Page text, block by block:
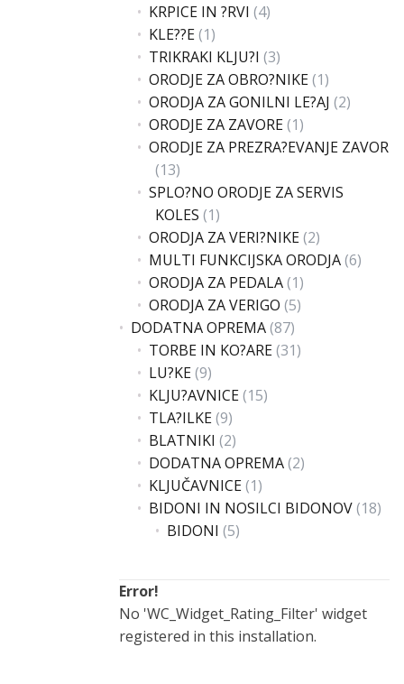
KRPICE IN ?RVI (4)
KLE??E(1)
TRIKRAKI KLJU?I (3)
ORODJE ZA OBRO?NIKE(1)
ORODJA ZA GONILNI LE?AJ (2)
ORODJE ZA ZAVORE(1)
ORODJE ZA PREZRA?EVANJE ZAVOR
(13)
SPLO?NO ORODJE ZA SERVIS
KOLES (1)
ORODJA ZA VERI?NIKE(2)
MULTI FUNKCIJSKA ORODJA(6)
ORODJA ZA PEDALA(1)
ORODJA ZA VERIGO (5)
DODATNA OPREMA(87)
TORBE IN KO?ARE(31)
LU?KE(9)
KLJU?AVNICE(15)
TLA?ILKE(9)
BLATNIKI (2)
DODATNA OPREMA(2)
KLJUČAVNICE(1)
BIDONI IN NOSILCI BIDONOV(18)
BIDONI (5)
Error!
No 'WC_Widget_Rating_Filter' widget
registered in this installation.